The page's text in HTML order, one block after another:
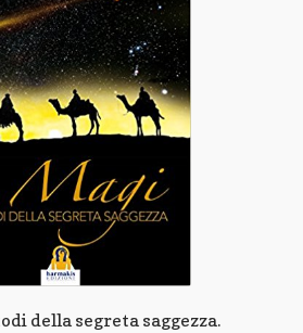
della segreta saggezza.